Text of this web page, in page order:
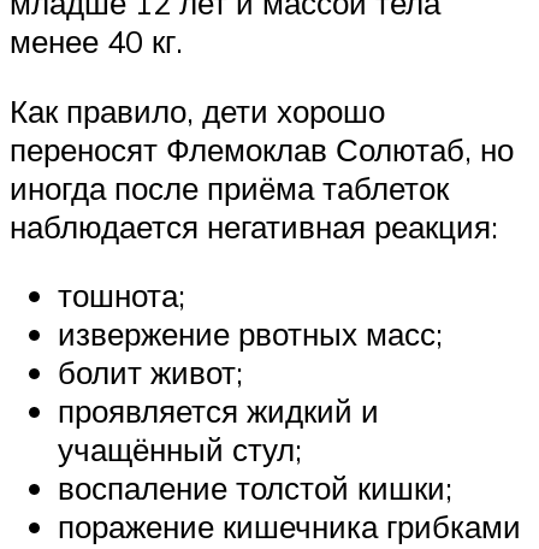
менее 40 кг.
Как правило, дети хорошо
переносят Флемоклав Солютаб, но
иногда после приёма таблеток
наблюдается негативная реакция:
тошнота;
извержение рвотных масс;
болит живот;
проявляется жидкий и
учащённый стул;
воспаление толстой кишки;
поражение кишечника грибками